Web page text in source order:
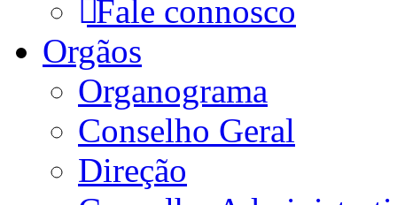
Fale connosco
Orgãos
Organograma
Conselho Geral
Direção